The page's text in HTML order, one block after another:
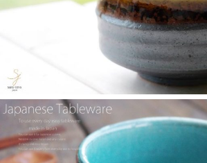
≪テレビで紹介されました≫ 2024年2月29
チ！『名鉄小牧線ぶらり旅～味岡駅編～』
店 らいすぼーる 小牧店が紹介されました。
2025/2/5
らいすぼ～るのYouTube公式チャンネルが